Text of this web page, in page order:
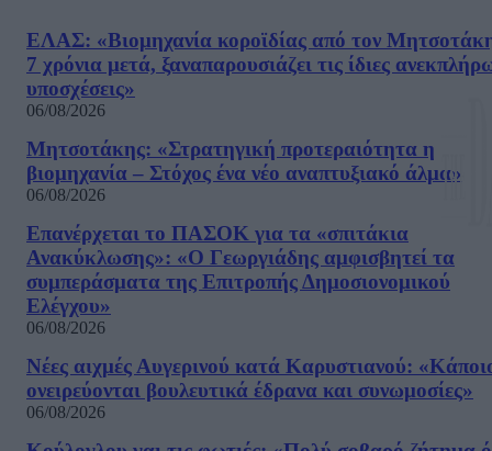
ΕΛΑΣ: «Βιομηχανία κοροϊδίας από τον
7 χρόνια μετά, ξαναπαρουσιάζει τις ίδιες
υποσχέσεις»
06/08/2026
Μητσοτάκης: «Στρατηγική προτεραιότητα η
βιομηχανία – Στόχος ένα νέο αναπτυξιακό άλμα»
06/08/2026
Επανέρχεται το ΠΑΣΟΚ για τα «σπιτάκια
Ανακύκλωσης»: «Ο Γεωργιάδης αμφισβητεί τα
συμπεράσματα της Επιτροπής Δημοσιονομικού
Ελέγχου»
06/08/2026
Νέες αιχμές Αυγερινού κατά Καρυστιανού:
ονειρεύονται βουλευτικά έδρανα και συνωμοσίες»
06/08/2026